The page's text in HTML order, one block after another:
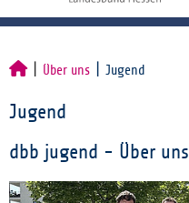
Über uns Jugend
Jugend
dbb jugend - Über uns